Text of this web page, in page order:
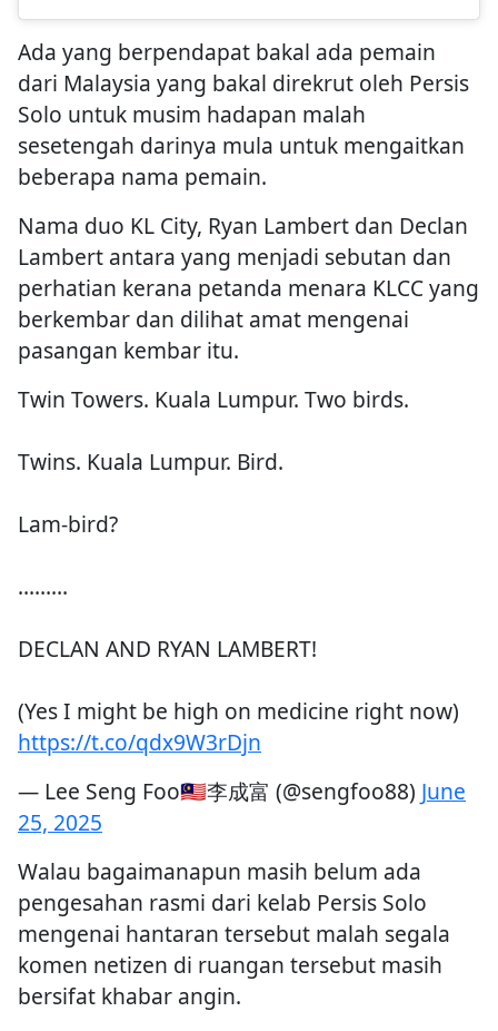
Ada yang berpendapat bakal ada pemain
dari Malaysia yang bakal direkrut oleh Persis
Solo untuk musim hadapan malah
sesetengah darinya mula untuk mengaitkan
beberapa nama pemain.
Nama duo KL City, Ryan Lambert dan Declan
Lambert antara yang menjadi sebutan dan
perhatian kerana petanda menara KLCC yang
berkembar dan dilihat amat mengenai
pasangan kembar itu.
Twin Towers. Kuala Lumpur. Two birds.
Twins. Kuala Lumpur. Bird.
Lam-bird?
………
DECLAN AND RYAN LAMBERT!
(Yes I might be high on medicine right now)
https://t.co/qdx9W3rDjn
— Lee Seng Foo🇲🇾李成富 (@sengfoo88) June
25, 2025
Walau bagaimanapun masih belum ada
pengesahan rasmi dari kelab Persis Solo
mengenai hantaran tersebut malah segala
komen netizen di ruangan tersebut masih
bersifat khabar angin.